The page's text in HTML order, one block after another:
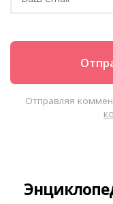
Отправляя